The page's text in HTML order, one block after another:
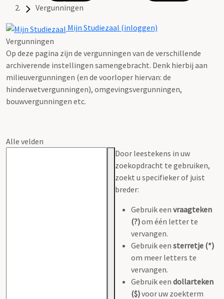
Vergunningen
Mijn Studiezaal (inloggen)
Vergunningen
Op deze pagina zijn de vergunningen van de verschillende
archiverende instellingen samengebracht. Denk hierbij aan
milieuvergunningen (en de voorloper hiervan: de
hinderwetvergunningen), omgevingsvergunningen,
bouwvergunningen etc.
Alle velden
Door leestekens in uw
zoekopdracht te gebruiken,
zoekt u specifieker of juist
breder:
Gebruik een vraagteken
(?)om één letter te
vervangen.
Gebruik een sterretje (*)
om meer letters te
vervangen.
Gebruik een dollarteken
($)voor uw zoekterm